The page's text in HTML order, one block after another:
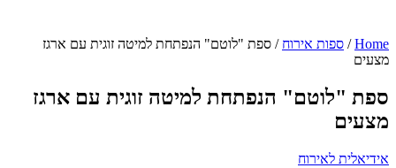
Home
/ ספות אירוח / ספת "לוטם" הנפתחת למיטה זוגית עם ארגז
מצעים
ספת "לוטם" הנפתחת למיטה זוגית עם ארגז
מצעים
אידיאלית לאירוח